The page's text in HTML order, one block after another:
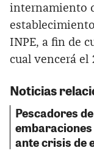
internamiento
INPE, a fin de
cual vencerá
Noticias
Pescadores
ante crisis de